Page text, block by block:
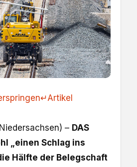
↵Artikel
– DAS
„einen Schlag ins
Hälfte der Belegschaft